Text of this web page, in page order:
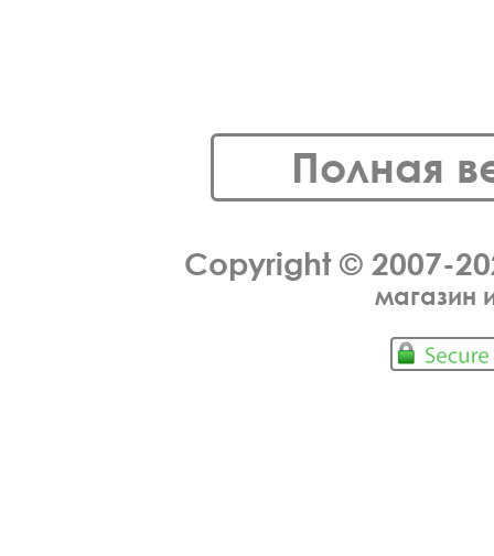
Полная
Copyright © 2007-
магазин